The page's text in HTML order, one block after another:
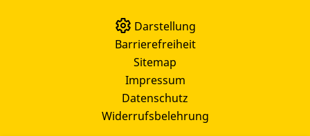
Darstellung
Barrierefreiheit
Sitemap
Impressum
Datenschutz
Widerrufsbelehrung